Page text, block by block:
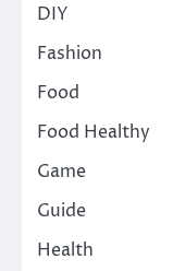
DIY
Fashion
Food
Food Healthy
Game
Guide
Health